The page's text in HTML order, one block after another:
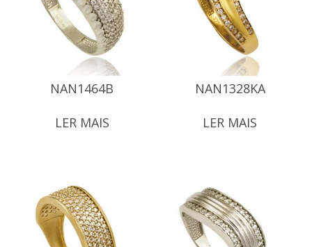
NAN1464B
LER MAIS
NAN1328KA
LER MAIS